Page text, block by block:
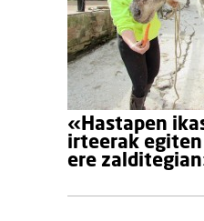
«Hastapen
irteerak
ere